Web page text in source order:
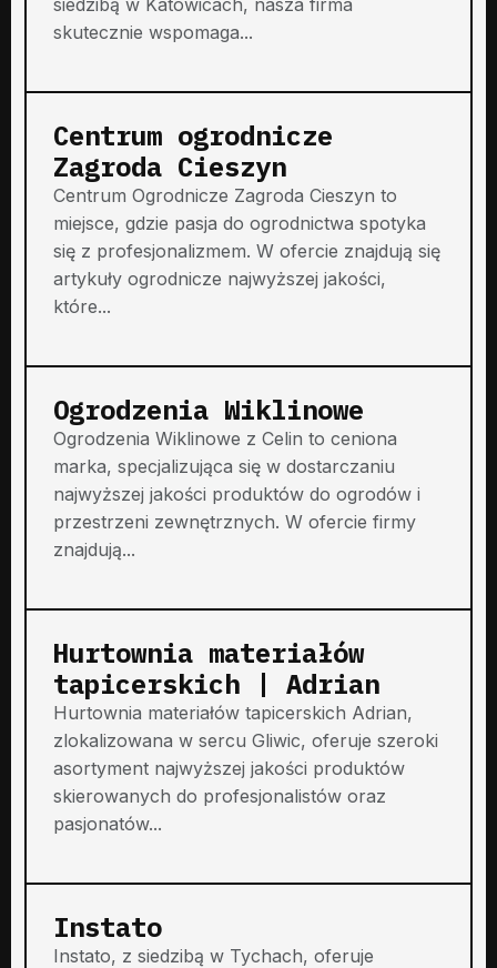
skutecznie wspomaga...
Centrum ogrodnicze
Zagroda Cieszyn
Centrum Ogrodnicze Zagroda Cieszyn to
miejsce, gdzie pasja do ogrodnictwa spotyka
się z profesjonalizmem. W ofercie znajdują się
artykuły ogrodnicze najwyższej jakości,
które...
Ogrodzenia Wiklinowe
Ogrodzenia Wiklinowe z Celin to ceniona
marka, specjalizująca się w dostarczaniu
najwyższej jakości produktów do ogrodów i
przestrzeni zewnętrznych. W ofercie firmy
znajdują...
Hurtownia materiałów
tapicerskich | Adrian
Hurtownia materiałów tapicerskich Adrian,
zlokalizowana w sercu Gliwic, oferuje szeroki
asortyment najwyższej jakości produktów
skierowanych do profesjonalistów oraz
pasjonatów...
Instato
Instato, z siedzibą w Tychach, oferuje